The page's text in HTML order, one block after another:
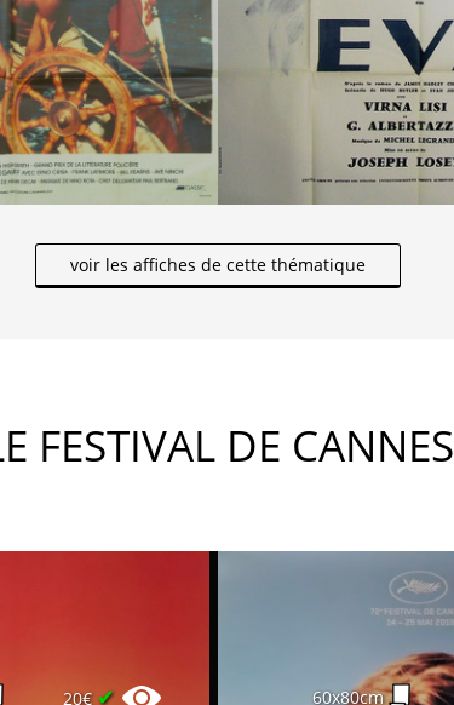
voir les affiches de cette thématique
FESTIVAL DE CANNES
20€ ✔ 60x80cm